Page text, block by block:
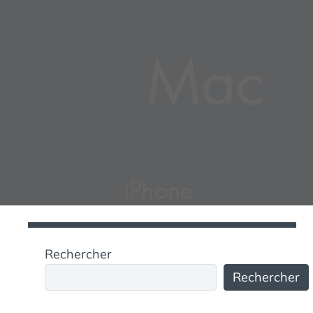
Rechercher
Rechercher